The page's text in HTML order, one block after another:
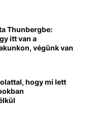
Thunbergbe:
itt van a
végünk van
hogy mi lett